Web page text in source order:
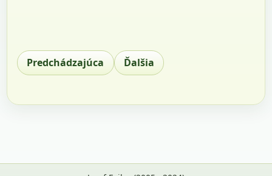
Predchádzajúca Ďalšia